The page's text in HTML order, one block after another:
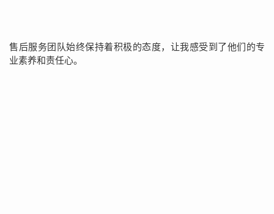
售后服务团队始终保持着积极的态度，让我感受到了他们的专
业素养和责任心。